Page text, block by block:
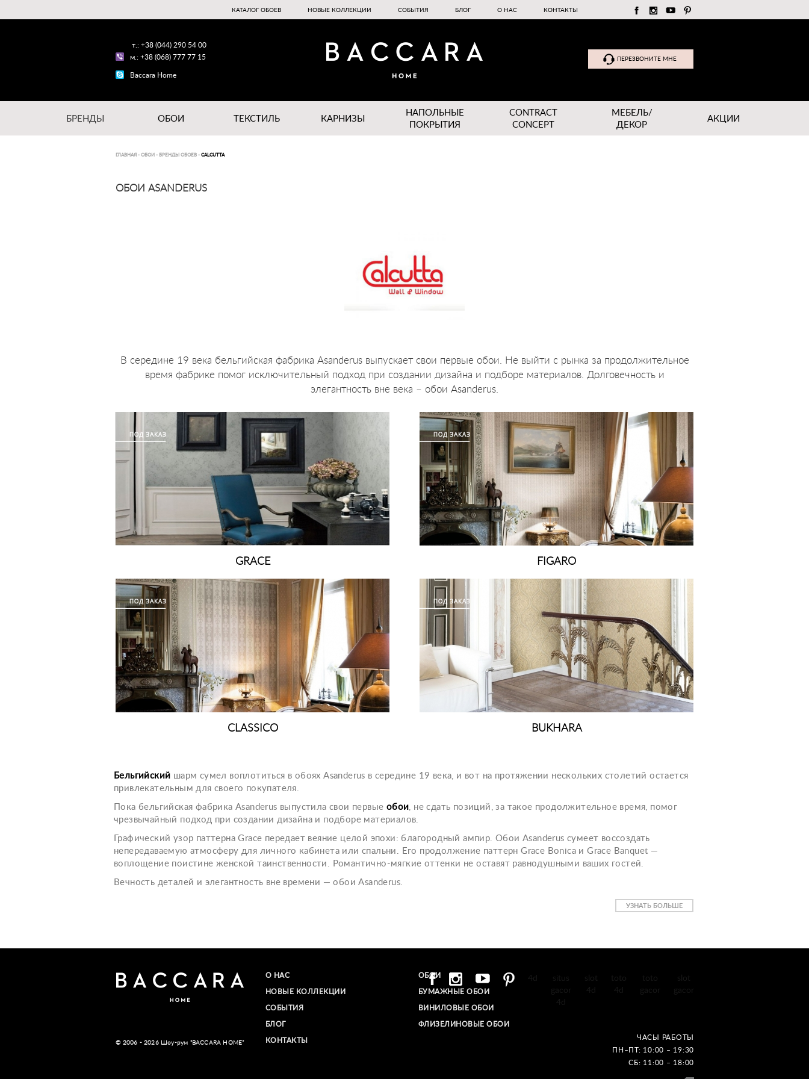
КАТАЛОГ ОБОЕВ НОВЫЕ КОЛЛЕКЦИИ СОБЫТИЯ БЛОГ О НАС КОНТАКТЫ
т.: +38 (044) 290 54 00
м.: +38 (068) 777 77 15
Baccara Home
ПЕРЕЗВОНИТЕ МНЕ
БРЕНДЫ ОБОИ ТЕКСТИЛЬ КАРНИЗЫ
НАПОЛЬНЫЕ
ПОКРЫТИЯ
CONTRACT
CONCEPT
МЕБЕЛЬ/
ДЕКОР
АКЦИИ
ГЛАВНАЯ - ОБОИ - БРЕНДЫ ОБОЕВ - CALCUTTA
ОБОИ ASANDERUS
В середине 19 века бельгийская фабрика Asanderus выпускает свои первые обои. Не выйти с рынка за продолжительное
время фабрике помог исключительный подход при создании дизайна и подборе материалов. Долговечность и
элегантность вне века – обои Asanderus.
GRACE FIGARO
CLASSICO BUKHARA
Бельгийский шарм сумел воплотиться в обоях Asanderus в середине 19 века, и вот на протяжении нескольких столетий остается
привлекательным для своего покупателя.
Пока бельгийская фабрика Asanderus выпустила свои первые обои, не сдать позиций, за такое продолжительное время, помог
чрезвычайный подход при создании дизайна и подборе материалов.
Графический узор паттерна Grace передает веяние целой эпохи: благородный ампир. Обои Asanderus сумеет воссоздать
непередаваемую атмосферу для личного кабинета или спальни. Его продолжение паттерн Grace Bonica и Grace Banquet —
воплощение поистине женской таинственности. Романтично-мягкие оттенки не оставят равнодушными ваших гостей.
Вечность деталей и элегантность вне времени — обои Asanderus.
УЗНАТЬ БОЛЬШЕ
© 2006 - 2026 Шоу-рум “BACCARA HOME”
О НАС
НОВЫЕ КОЛЛЕКЦИИ
СОБЫТИЯ
БЛОГ
КОНТАКТЫ
ОБОИ
БУМАЖНЫЕ ОБОИ
ВИНИЛОВЫЕ ОБОИ​
ФЛИЗЕЛИНОВЫЕ ОБОИ
ЧАСЫ РАБОТЫ
ПН–ПТ: 10:00 – 19:30
СБ: 11:00 – 18:00